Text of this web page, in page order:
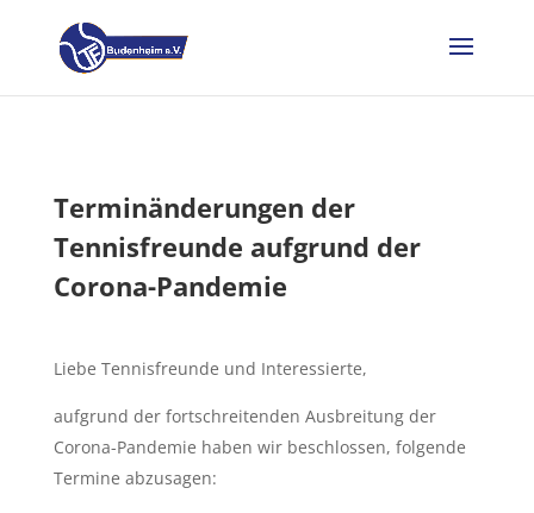
Terminänderungen der
Tennisfreunde aufgrund der
Corona-Pandemie
Liebe Tennisfreunde und Interessierte,
aufgrund der fortschreitenden Ausbreitung der
Corona-Pandemie haben wir beschlossen, folgende
Termine abzusagen: